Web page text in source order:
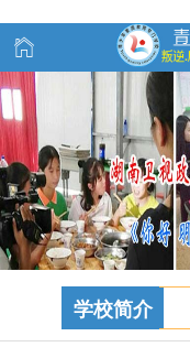
学校简介